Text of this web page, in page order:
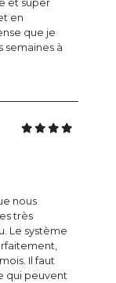
et super
en
que je
semaines à
nous
très
Le système
Il faut
qui peuvent